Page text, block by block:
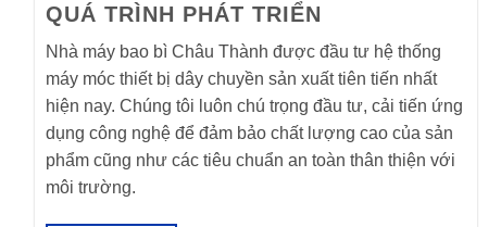
QUÁ TRÌNH PHÁT TRIỂN
Nhà máy bao bì Châu Thành được đầu tư hệ thống
máy móc thiết bị dây chuyền sản xuất tiên tiến nhất
hiện nay. Chúng tôi luôn chú trọng đầu tư, cải tiến ứng
dụng công nghệ để đảm bảo chất lượng cao của sản
phẩm cũng như các tiêu chuẩn an toàn thân thiện với
môi trường.